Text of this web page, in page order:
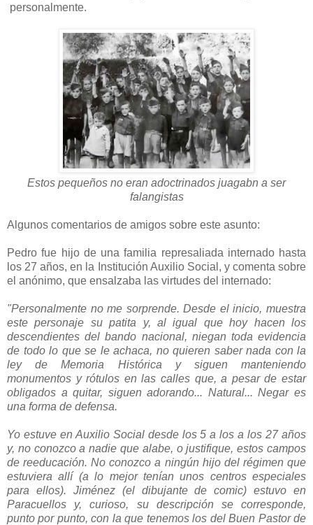
personalmente.
Estos pequeños no eran adoctrinados juagabn a ser
falangistas
Algunos comentarios de amigos sobre este asunto:
Pedro fue hijo de una familia represaliada internado hasta
los 27 años, en la Institución Auxilio Social, y comenta sobre
el anónimo, que ensalzaba las virtudes del internado:
"Personalmente no me sorprende. Desde el inicio, muestra
este personaje su patita y, al igual que hoy hacen los
descendientes del bando nacional, niegan toda evidencia
de todo lo que se le achaca, no quieren saber nada con la
ley de Memoria Histórica y siguen manteniendo
monumentos y rótulos en las calles que, a pesar de estar
obligados a quitar, siguen adorando... Natural... Negar es
una forma de defensa.
Yo estuve en Auxilio Social desde los 5 a los a los 27 años
y, no conozco a nadie que alabe, o justifique, estos campos
de reeducación. No conozco a ningún hijo del régimen que
estuviera allí (a lo mejor tenían unos centros especiales
para ellos). Jiménez (el dibujante de comic) estuvo en
Paracuellos y, curioso, su descripción se corresponde,
punto por punto, con la que tenemos los del Buen Pastor de